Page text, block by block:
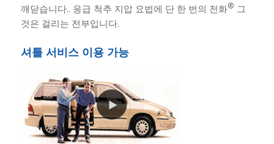
깨닫습니다.. 응급 척추 지압 요법에 단 한 번의 전화® 그
것은 걸리는 전부입니다.
셔틀 서비스 이용 가능